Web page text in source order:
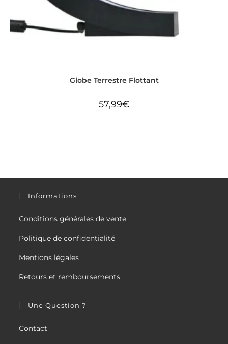
Globe Terrestre Flottant
57,99€
Informations
Conditions générales de vente
Politique de confidentialité
Mentions légales
Retours et remboursements
Une Question ?
Contact